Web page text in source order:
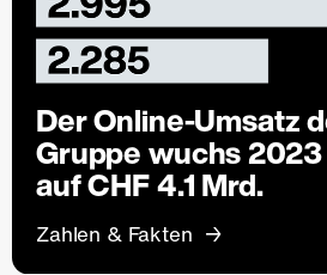
Der Online-Umsatz
Gruppe wuchs 2023
auf CHF 4.1 Mrd.
Zahlen & Fakten